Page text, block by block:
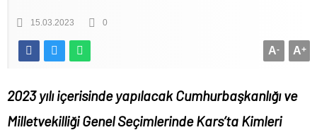
15.03.2023 0
A+
A-
2023 yılı içerisinde yapılacak Cumhurbaşkanlığı ve
Milletvekilliği Genel Seçimlerinde Kars’ta Kimleri